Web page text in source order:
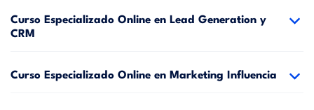
Curso Especializado Online en Lead Generation y
CRM
Curso Especializado Online en Marketing Influencia